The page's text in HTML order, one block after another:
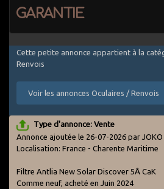
garantie
Cette petite annonce appartient à la
Renvois
Voir les annonces Oculaires / Renvois
Type d'annonce: Vente
Annonce ajoutée le 26-07-2026 par JOKO
Localisation: France - Charente Maritime
Filtre Antlia New Solar Discover 5Å CaK
Comme neuf, acheté en Juin 2024